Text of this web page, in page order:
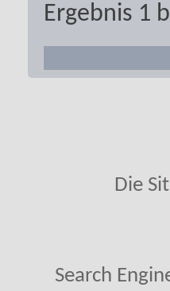
Ergebnis 1
Die
Search